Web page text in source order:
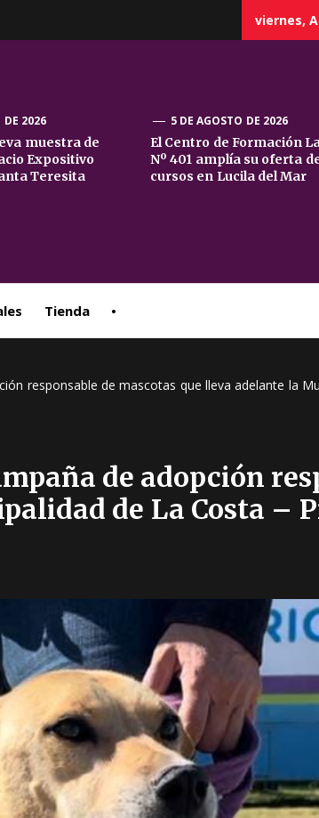
viernes,
DE 2026
muestra de
Expositivo
Teresita
5 DE AGOSTO DE 2026
El Centro de Formación
Nº 401 amplía su oferta
cursos en Lucila del Mar
Tienda •
responsable de mascotas que lleva adelante la
de adopción
de La Costa –